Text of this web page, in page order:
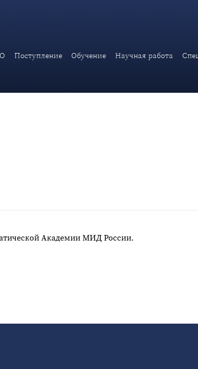
Поступление Обучение Научная работа
Академии МИД России.